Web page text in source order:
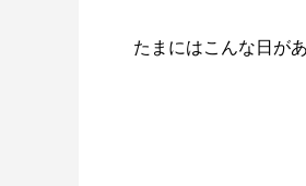
たまにはこんな日があ